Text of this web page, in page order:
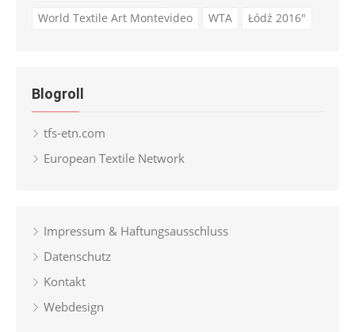
World Textile Art Montevideo
WTA Łódź 2016"
Blogroll
tfs-etn.com
European Textile Network
Impressum & Haftungsausschluss
Datenschutz
Kontakt
Webdesign